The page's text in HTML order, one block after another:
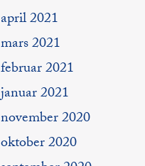
april 2021
mars 2021
februar 2021
januar 2021
november 2020
oktober 2020